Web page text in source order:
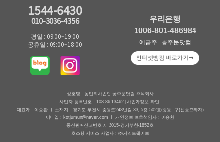
1544-6430
010-3036-4356
평일 : 09:00~19:00
공휴일 : 09:00~18:00
우리은행
1006-801-486984
예금주 : 꽃주문닷컴
상호명 : 농업회사법인 꽃주문닷컴 주식회사
사업자 등록번호 : 108-86-13462 [사업자정보 확인]
대표자 : 이승환 ㅣ 소재지 : 경기도 부천시 중동로248번길 33, 5층 502호(중동, 구)신풍프라자)
이메일 : kotjumun@naver.com ㅣ 개인정보 보호책임자 : 이승환
통신판매신고번호 제 2015-경기부천-1852호
호스팅 서비스 사업자 : ㈜커넥트웨이브